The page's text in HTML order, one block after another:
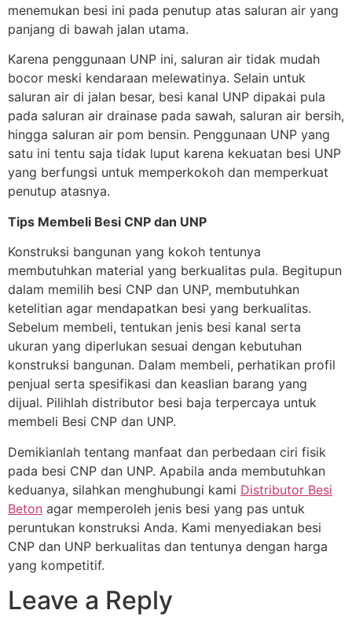
menemukan besi ini pada penutup atas saluran air yang
panjang di bawah jalan utama.
Karena penggunaan UNP ini, saluran air tidak mudah
bocor meski kendaraan melewatinya. Selain untuk
saluran air di jalan besar, besi kanal UNP dipakai pula
pada saluran air drainase pada sawah, saluran air bersih,
hingga saluran air pom bensin. Penggunaan UNP yang
satu ini tentu saja tidak luput karena kekuatan besi UNP
yang berfungsi untuk memperkokoh dan memperkuat
penutup atasnya.
Tips Membeli Besi CNP dan UNP
Konstruksi bangunan yang kokoh tentunya
membutuhkan material yang berkualitas pula. Begitupun
dalam memilih besi CNP dan UNP, membutuhkan
ketelitian agar mendapatkan besi yang berkualitas.
Sebelum membeli, tentukan jenis besi kanal serta
ukuran yang diperlukan sesuai dengan kebutuhan
konstruksi bangunan. Dalam membeli, perhatikan profil
penjual serta spesifikasi dan keaslian barang yang
dijual. Pilihlah distributor besi baja terpercaya untuk
membeli Besi CNP dan UNP.
Demikianlah tentang manfaat dan perbedaan ciri fisik
pada besi CNP dan UNP. Apabila anda membutuhkan
keduanya, silahkan menghubungi kami Distributor Besi
Beton agar memperoleh jenis besi yang pas untuk
peruntukan konstruksi Anda. Kami menyediakan besi
CNP dan UNP berkualitas dan tentunya dengan harga
yang kompetitif.
Leave a Reply